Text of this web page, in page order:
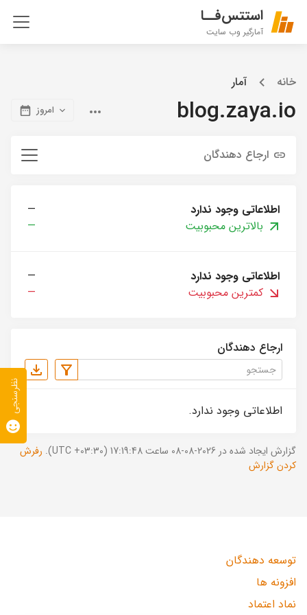
استتس‌فــا
آمارگیر وب سایت
خانه آمار
blog.zaya.io امروز
ارجاع دهندگان
اطلاعاتی وجود ندارد
—
بالاترین محبوبیت
—
اطلاعاتی وجود ندارد
—
کمترین محبوبیت
—
ارجاع دهندگان
اطلاعاتی وجود ندارد.
گزارش ایجاد شده در 2026-08-08 ساعت 17:19:48 (UTC +03:30).
رفرش
کردن گزارش
توسعه دهندگان
افزونه ها
نماد اعتماد
نظرسنجی